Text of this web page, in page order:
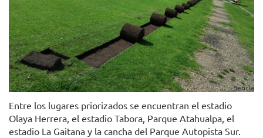
Sencia
Entre los lugares priorizados se encuentran el estadio
Olaya Herrera, el estadio Tabora, Parque Atahualpa, el
estadio La Gaitana y la cancha del Parque Autopista Sur.